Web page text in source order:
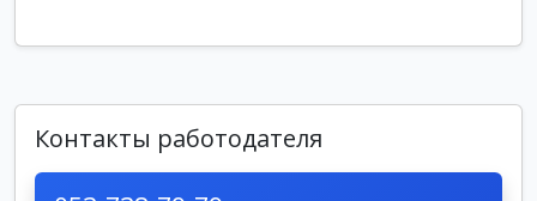
Контакты работодателя